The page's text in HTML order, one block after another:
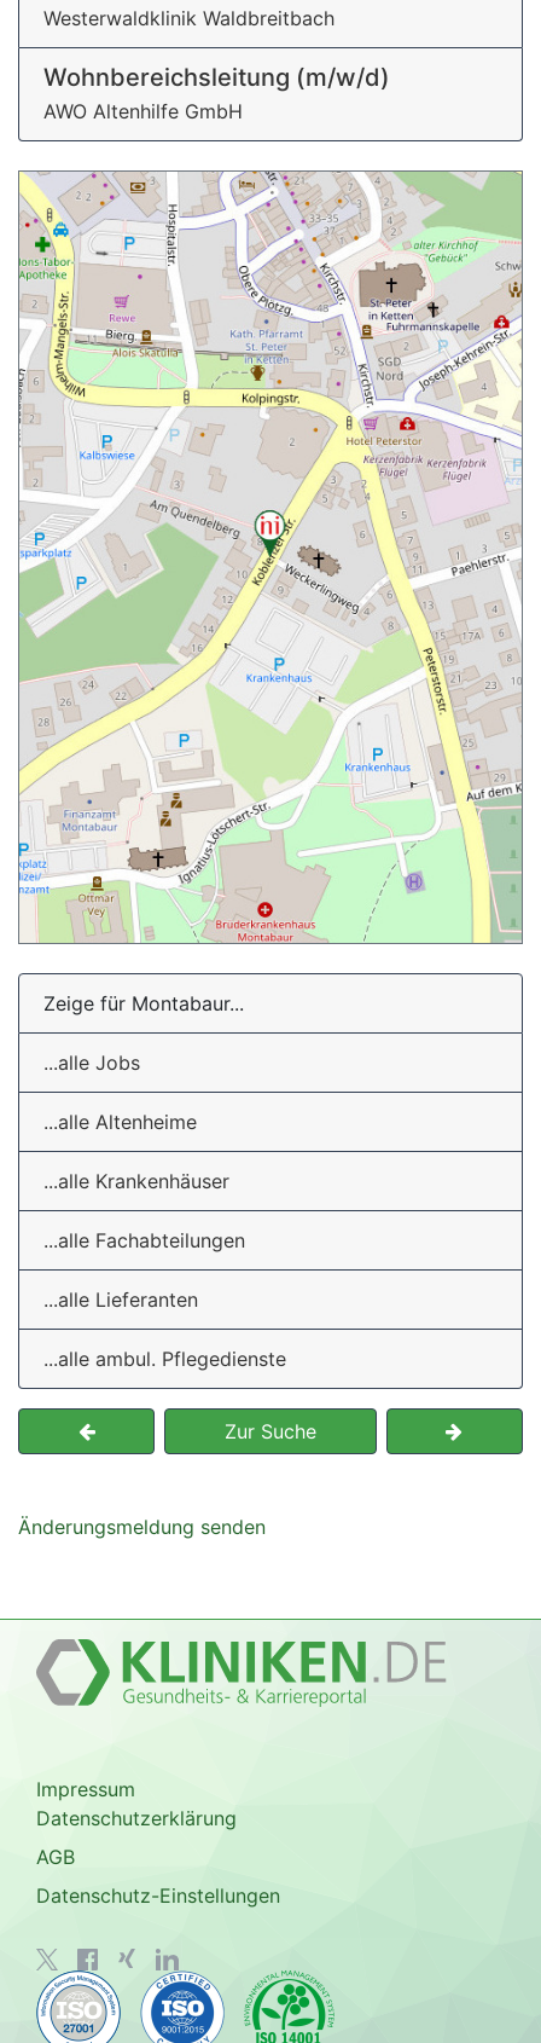
Westerwaldklinik Waldbreitbach
Wohnbereichsleitung (m/w/d)
AWO Altenhilfe GmbH
Zeige für Montabaur...
...alle Jobs
...alle Altenheime
...alle Krankenhäuser
...alle Fachabteilungen
...alle Lieferanten
...alle ambul. Pflegedienste
Zur Suche
Änderungsmeldung senden
Impressum
Datenschutzerklärung
AGB
Datenschutz-Einstellungen